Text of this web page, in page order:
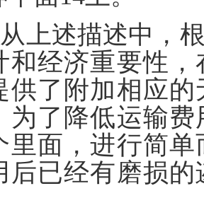
上述描述中，
和经济重要性
供了附加相应
为了降低运输
里面，进行简
后已经有磨损